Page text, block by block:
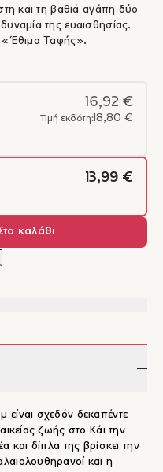
και τη βαθιά αγάπη δύο
της ευαισθησίας.
Ταφής».
16,92 €
Τιμή εκδότη: 18,80 €
13,99 €
καλάθι
σχεδόν δεκαπέντε
ζωής στο Κάι την
και δίπλα της βρίσκει την
και η